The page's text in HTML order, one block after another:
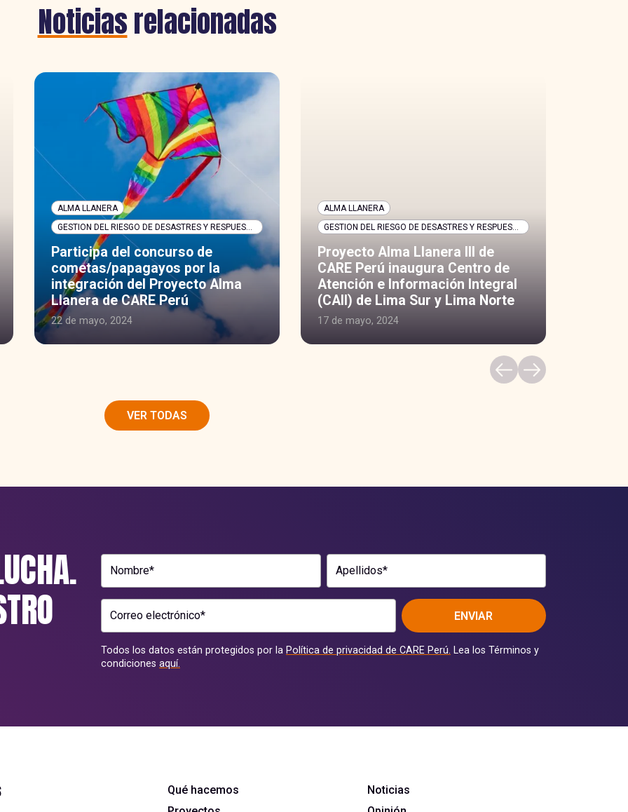
Noticiasrelacionadas
ALMA LLANERA
GESTION DEL RIESGO DE DESASTRES Y RESPUESTA HUMANITARIA
Participa del concurso de
cometas/papagayos por la
integración del Proyecto Alma
Llanera de CARE Perú
22 de mayo, 2024
ALMA LLANERA
GESTION DEL RIESGO DE DESASTRES Y RESPUESTA HUMANITARIA
Proyecto Alma Llanera III de
CARE Perú inaugura Centro de
Atención e Información Integral
(CAII) de Lima Sur y Lima Norte
17 de mayo, 2024
VER TODAS
Nombre* Apellidos*
Correo electrónico* ENVIAR
Todos los datos están protegidos por la Política de privacidad de CARE Perú.
Lea los Términos y
condiciones aquí.
Qué hacemos
Noticias